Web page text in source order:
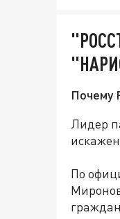
Почему
Лидер
По